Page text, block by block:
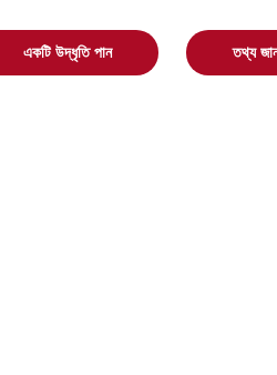
একটি উদ্ধৃতি পান তথ্য